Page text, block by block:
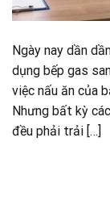
Ngày nay dần
dụng bếp gas
việc nấu ăn của
Nhưng bất kỳ
đều phải trải […]